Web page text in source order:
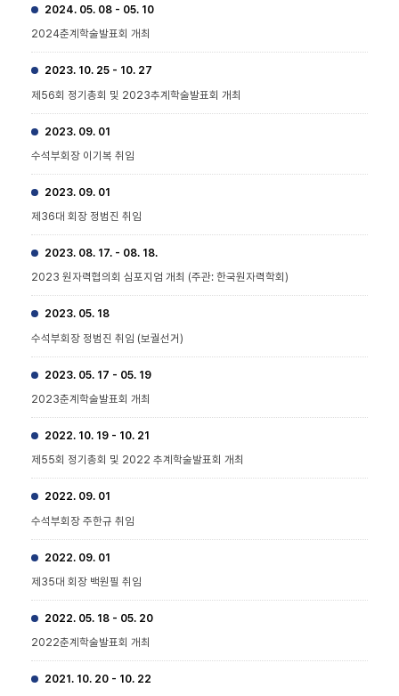
2024. 05. 08 - 05. 10
2024춘계학술발표회 개최
2023. 10. 25 - 10. 27
제56회 정기총회 및 2023추계학술발표회 개최
2023. 09. 01
수석부회장 이기복 취임
2023. 09. 01
제36대 회장 정범진 취임
2023. 08. 17. - 08. 18.
2023 원자력협의회 심포지엄 개최 (주관: 한국원자력학회)
2023. 05. 18
수석부회장 정범진 취임 (보궐선거)
2023. 05. 17 - 05. 19
2023춘계학술발표회 개최
2022. 10. 19 - 10. 21
제55회 정기총회 및 2022 추계학술발표회 개최
2022. 09. 01
수석부회장 주한규 취임
2022. 09. 01
제35대 회장 백원필 취임
2022. 05. 18 - 05. 20
2022춘계학술발표회 개최
2021. 10. 20 - 10. 22